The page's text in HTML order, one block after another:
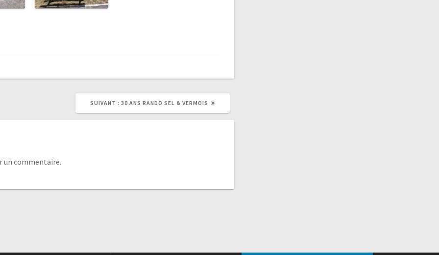
SUIVANT : 30 ANS RANDO SEL & VERMOIS
un commentaire.